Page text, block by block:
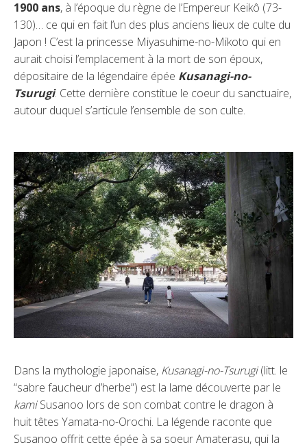
1900 ans, à l’époque du règne de l’Empereur Keikô (73-
130)… ce qui en fait l’un des plus anciens lieux de culte du
Japon ! C’est la princesse Miyasuhime-no-Mikoto qui en
aurait choisi l’emplacement à la mort de son époux,
dépositaire de la légendaire épée Kusanagi-no-
Tsurugi. Cette dernière constitue le coeur du sanctuaire,
autour duquel s’articule l’ensemble de son culte.
Dans la mythologie japonaise, Kusanagi-no-Tsurugi(litt. le
“sabre faucheur d’herbe”) est la lame découverte par le
kamiSusanoo lors de son combat contre le dragon à
huit têtes Yamata-no-Orochi. La légende raconte que
Susanoo offrit cette épée à sa soeur Amaterasu, qui la